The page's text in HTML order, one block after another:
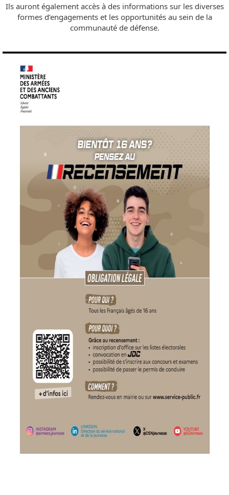
Ils auront également accès à des informations sur les diverses
formes d’engagements et les opportunités au sein de la
communauté de défense.